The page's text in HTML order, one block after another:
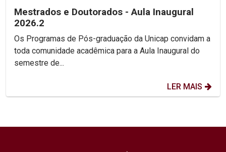
Mestrados e Doutorados - Aula Inaugural
2026.2
Os Programas de Pós-graduação da Unicap convidam a
toda comunidade acadêmica para a Aula Inaugural do
semestre de...
LER MAIS